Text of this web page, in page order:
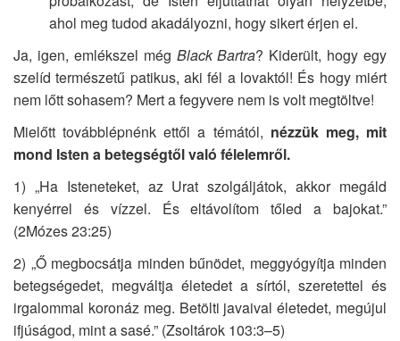
ahol meg tudod akadályozni, hogy sikert érjen el.
Ja, igen, emlékszel még Black Bartra? Kiderült, hogy egy
szelíd természetű patikus, aki fél a lovaktól! És hogy miért
nem lőtt sohasem? Mert a fegyvere nem is volt megtöltve!
Mielőtt továbblépnénk ettől a témától, nézzük meg, mit
mond Isten a betegségtől való félelemről.
1) „Ha Isteneteket, az Urat szolgáljátok, akkor megáld
kenyérrel és vízzel. És eltávolítom tőled a bajokat.”
(2Mózes 23:25)
2) „Ő megbocsátja minden bűnödet, meggyógyítja minden
betegségedet, megváltja életedet a sírtól, szeretettel és
irgalommal koronáz meg. Betölti javaival életedet, megújul
ifjúságod, mint a sasé.” (Zsoltárok 103:3–5)